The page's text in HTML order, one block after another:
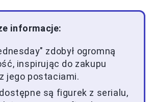
informacje:
zdobył ogromną
inspirując do zakupu
jego postaciami.
są figurek z serialu,